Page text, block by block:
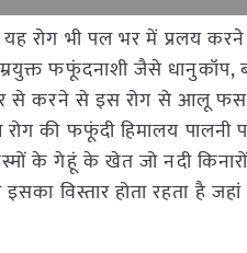
भी पल भर में प्रलय करने
फफूंदनाशी जैसे धानुकॉप,
से करने से इस रोग से आलू
फफूंदी हिमालय पालनी
के गेहूं के खेत जो नदी
विस्तार होता रहता है